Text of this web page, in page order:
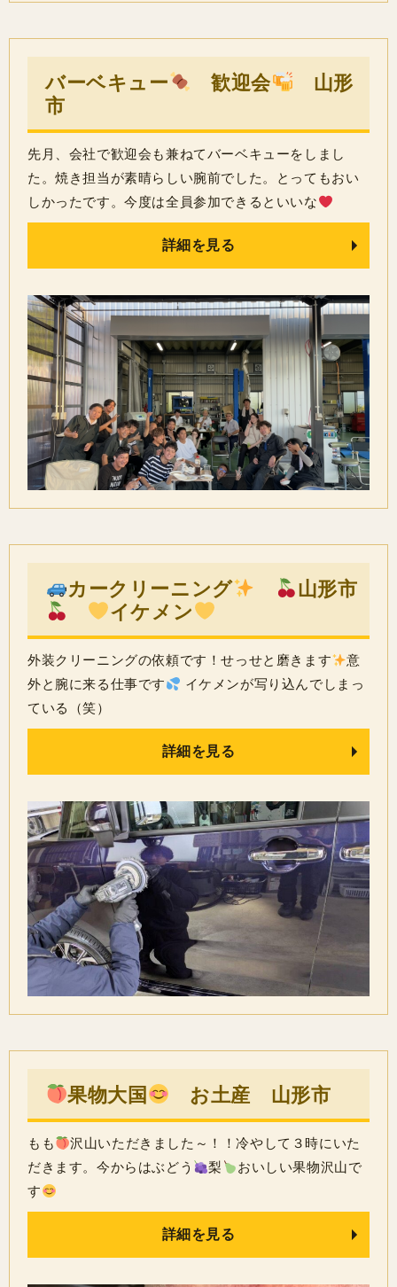
バーベキュー 歓迎会
山形
市
先月、会社で歓迎会も兼ねてバーベキューをしまし
た。焼き担当が素晴らしい腕前でした。とってもおい
しかったです。今度は全員参加できるといいな
詳細を見る
カークリーニング
山形市
イケメン
外装クリーニングの依頼です！せっせと磨きます
意
外と腕に来る仕事です
イケメンが写り込んでしまっ
ている（笑）
詳細を見る
果物大国 お土産 山形市
もも
沢山いただきました～！！冷やして３時にいた
だきます。今からはぶどう
梨
おいしい果物沢山で
す
詳細を見る